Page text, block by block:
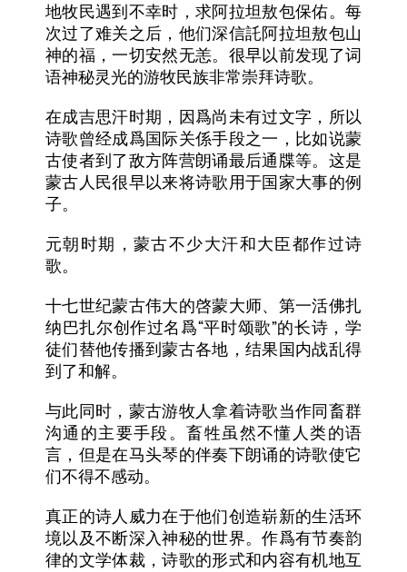
地牧民遇到不幸时，求阿拉坦敖包保佑。每
次过了难关之后，他们深信託阿拉坦敖包山
神的福，一切安然无恙。很早以前发现了词
语神秘灵光的游牧民族非常崇拜诗歌。
在成吉思汗时期，因爲尚未有过文字，所以
诗歌曾经成爲国际关係手段之一，比如说蒙
古使者到了敌方阵营朗诵最后通牒等。这是
蒙古人民很早以来将诗歌用于国家大事的例
子。
元朝时期，蒙古不少大汗和大臣都作过诗
歌。
十七世纪蒙古伟大的啓蒙大师、第一活佛扎
纳巴扎尔创作过名爲“平时颂歌”的长诗，学
徒们替他传播到蒙古各地，结果国内战乱得
到了和解。
与此同时，蒙古游牧人拿着诗歌当作同畜群
沟通的主要手段。畜牲虽然不懂人类的语
言，但是在马头琴的伴奏下朗诵的诗歌使它
们不得不感动。
真正的诗人威力在于他们创造崭新的生活环
境以及不断深入神秘的世界。作爲有节奏韵
律的文学体裁，诗歌的形式和内容有机地互